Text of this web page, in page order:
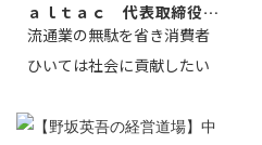
ａｌｔａｃ 代表取締役会
長三木田國夫
流通業の無駄を省き消費者
ひいては社会に貢献したい